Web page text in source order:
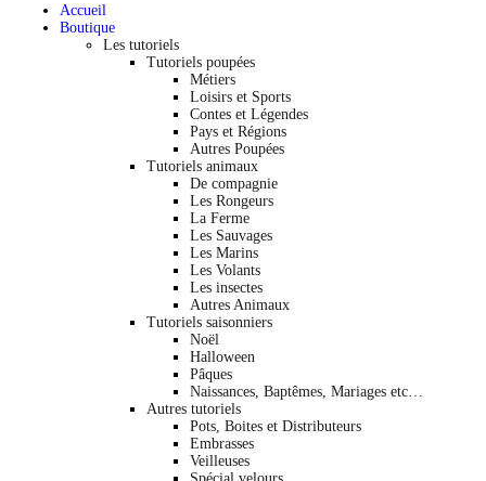
Accueil
Boutique
Les tutoriels
Tutoriels poupées
Métiers
Loisirs et Sports
Contes et Légendes
Pays et Régions
Autres Poupées
Tutoriels animaux
De compagnie
Les Rongeurs
La Ferme
Les Sauvages
Les Marins
Les Volants
Les insectes
Autres Animaux
Tutoriels saisonniers
Noël
Halloween
Pâques
Naissances, Baptêmes, Mariages etc…
Autres tutoriels
Pots, Boites et Distributeurs
Embrasses
Veilleuses